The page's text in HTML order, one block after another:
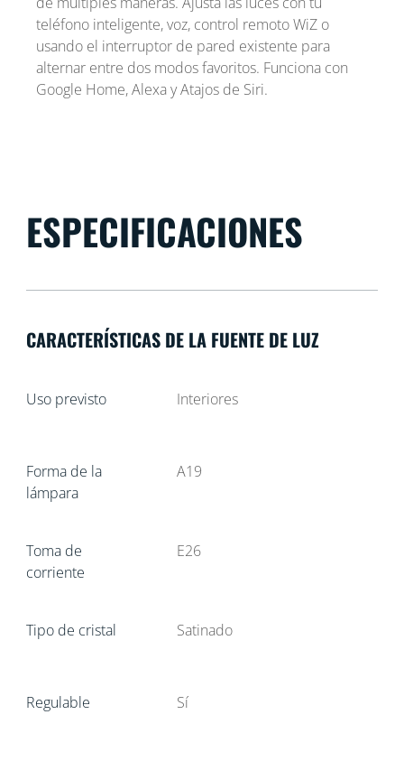
teléfono inteligente, voz, control remoto WiZ o
usando el interruptor de pared existente para
alternar entre dos modos favoritos. Funciona con
Google Home, Alexa y Atajos de Siri.
ESPECIFICACIONES
CARACTERÍSTICAS DE LA FUENTE DE LUZ
Uso previsto Interiores
Forma de la
lámpara
A19
Toma de
corriente
E26
Tipo de cristal Satinado
Regulable Sí